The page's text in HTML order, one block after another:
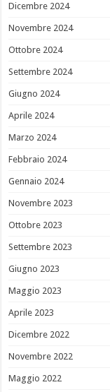
Dicembre 2024
Novembre 2024
Ottobre 2024
Settembre 2024
Giugno 2024
Aprile 2024
Marzo 2024
Febbraio 2024
Gennaio 2024
Novembre 2023
Ottobre 2023
Settembre 2023
Giugno 2023
Maggio 2023
Aprile 2023
Dicembre 2022
Novembre 2022
Maggio 2022